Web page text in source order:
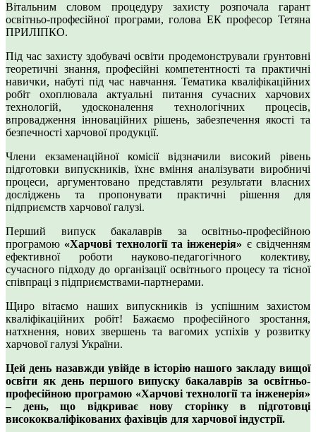
Вітальним словом процедуру захисту розпочала гарант
освітньо-професійної програми, голова ЕК професор Тетяна
ПРИЛІПКО.
Під час захисту здобувачі освіти продемонстрували ґрунтовні
теоретичні знання, професійні компетентності та практичні
навички, набуті під час навчання. Тематика кваліфікаційних
робіт охоплювала актуальні питання сучасних харчових
технологій, удосконалення технологічних процесів,
впровадження інноваційних рішень, забезпечення якості та
безпечності харчової продукції.
Члени екзаменаційної комісії відзначили високий рівень
підготовки випускників, їхнє вміння аналізувати виробничі
процеси, аргументовано представляти результати власних
досліджень та пропонувати практичні рішення для
підприємств харчової галузі.
Перший випуск бакалаврів за освітньо-професійною
програмою «Харчові технології та інженерія» є свідченням
ефективної роботи науково-педагогічного колективу,
сучасного підходу до організації освітнього процесу та тісної
співпраці з підприємствами-партнерами.
Щиро вітаємо наших випускників із успішним захистом
кваліфікаційних робіт! Бажаємо професійного зростання,
натхнення, нових звершень та вагомих успіхів у розвитку
харчової галузі України.
Цей день назавжди увійде в історію нашого закладу вищої
освіти як день першого випуску бакалаврів за освітньо-
професійною програмою «Харчові технології та інженерія»
– день, що відкриває нову сторінку в підготовці
висококваліфікованих фахівців для харчової індустрії.